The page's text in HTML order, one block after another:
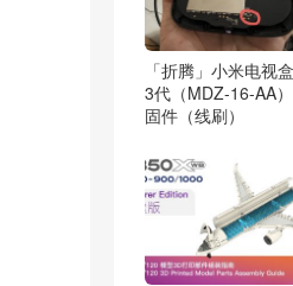
「折腾」小米电视
3代（MDZ-16-AA
固件（线刷）